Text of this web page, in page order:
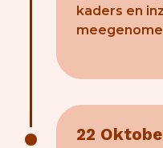
kaders en
22